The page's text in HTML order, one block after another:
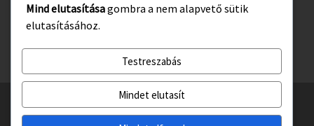
Facebook Instagram
© 2026Gyulasport Nonprofit Kft.– All rights reserved
Mind elutasításagombra a nem alapvető sütik
elutasításához.
Testreszabás
Mindet elutasít